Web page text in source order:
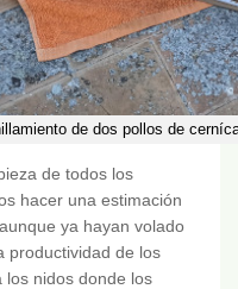
de dos pollos de
de todos los
hacer una estimación
ya hayan volado
productividad de los
los nidos donde los